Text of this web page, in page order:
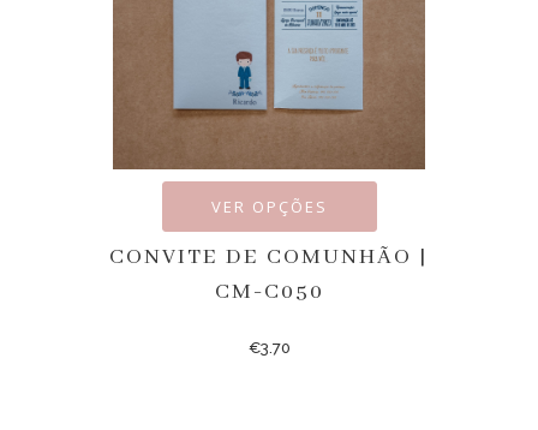
VER OPÇÕES
CONVITE DE COMUNHÃO |
CM-C050
€3.70